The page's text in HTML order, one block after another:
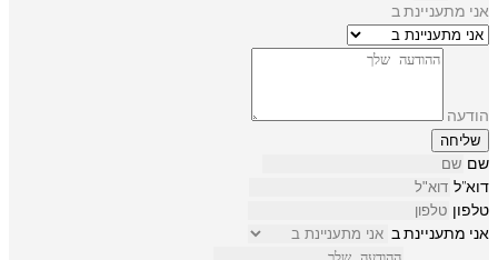
אני מתעניינת ב
הודעה
שליחה
שם
דוא"ל
טלפון
אני מתעניינת ב